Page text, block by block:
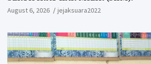
August 6, 2026 jejaksuara2022